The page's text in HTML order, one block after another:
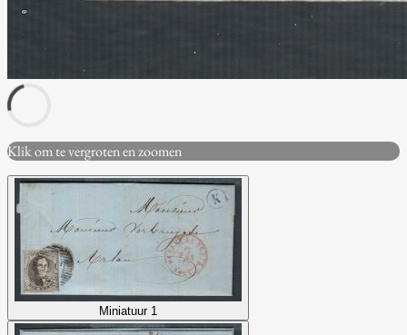
Klik om te vergroten en zoomen
Miniatuur 1